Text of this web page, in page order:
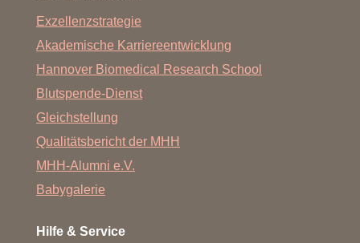
Exzellenzstrategie
Akademische Karriereentwicklung
Hannover Biomedical Research School
Blutspende-Dienst
Gleichstellung
Qualitätsbericht der MHH
MHH-Alumni e.V.
Babygalerie
Hilfe & Service